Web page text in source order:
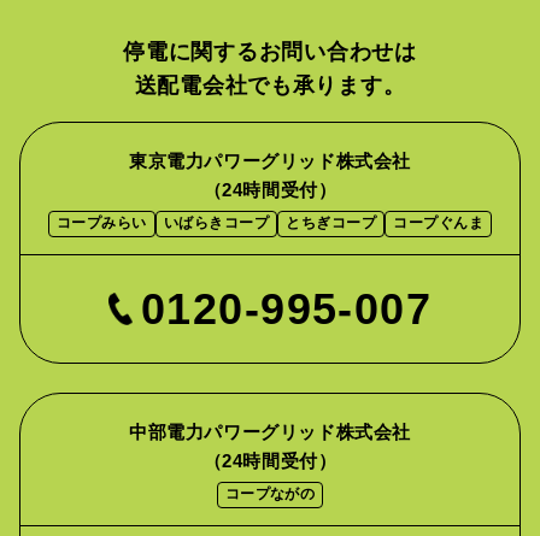
停電に関するお問い合わせは
送配電会社でも承ります。
東京電力パワーグリッド株式会社
（24時間受付）
コープみらい いばらきコープ とちぎコープ コープぐんま
0120-995-007
中部電力パワーグリッド株式会社
（24時間受付）
コープながの